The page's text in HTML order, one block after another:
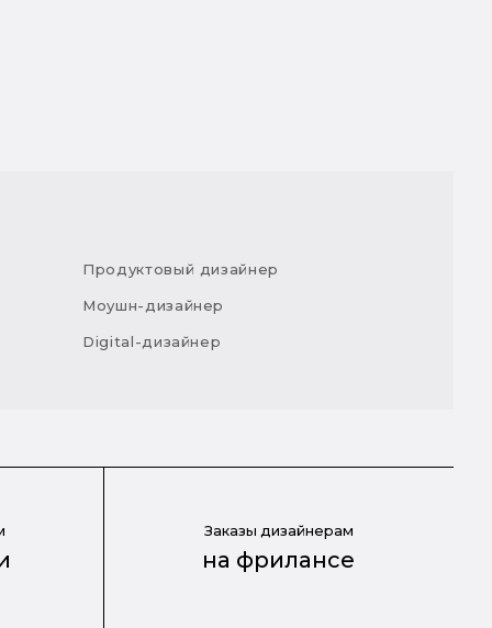
Продуктовый дизайнер
Моушн-дизайнер
Digital-дизайнер
Заказы дизайнерам
на фрилансе